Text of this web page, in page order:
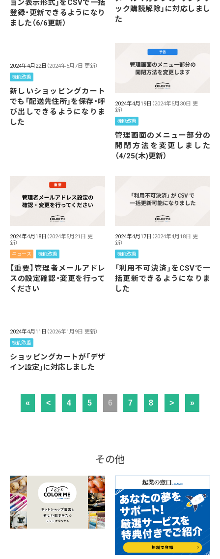
ョン表示形式」をCSVで一括
登録・更新できるようになり
ました（6/6更新）
ック購読解除」に対応しまし
た
2024年4月22日 （2024年5月7日 更新）
機能改善
新しいショッピングカート
でも「配送先住所」を保存・呼
び出しできるようになりま
した
2024年4月19日 （2024年5月30日 更
新）
機能改善
管理画面のメニュー部分の
開閉方法を変更しました
（4/25(木)更新）
2024年4月18日 （2024年5月21日 更
新）
ニュース 機能改善
【重要】管理者メールアドレ
スの設定確認・変更を行って
ください
2024年4月17日 （2024年4月18日 更
新）
機能改善
「利用不可決済」をCSVで一
括更新できるようになりま
した
2024年4月11日 （2026年1月9日 更新）
機能改善
ショッピングカートが「デザ
イン設定」に対応しました
« < 4 5 6 7 8 > »
その他